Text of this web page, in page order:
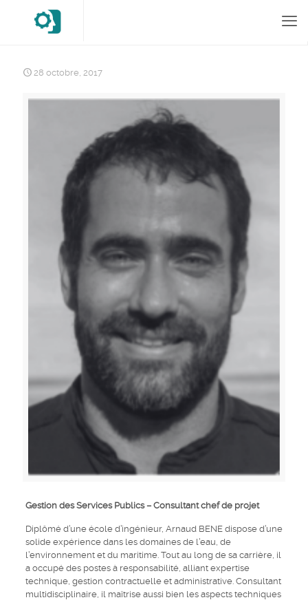
28 octobre, 2017
Gestion des Services Publics – Consultant chef de projet
Diplômé d’une école d’ingénieur, Arnaud BENE dispose d’une
solide expérience dans les domaines de l’eau, de
l’environnement et du maritime. Tout au long de sa carrière, il
a occupé des postes à responsabilité, alliant expertise
technique, gestion contractuelle et administrative. Consultant
multidisciplinaire, il maîtrise aussi bien les aspects techniques